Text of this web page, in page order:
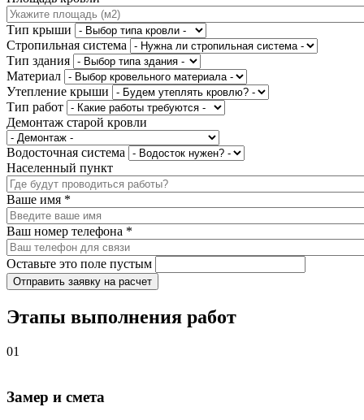
Тип крыши
Стропильная система
Тип здания
Материал
Утепление крыши
Тип работ
Демонтаж старой кровли
Водосточная система
Населенный пункт
Ваше имя *
Ваш номер телефона *
Оставьте это поле пустым
Отправить заявку на расчет
Этапы выполнения работ
01
Замер и смета